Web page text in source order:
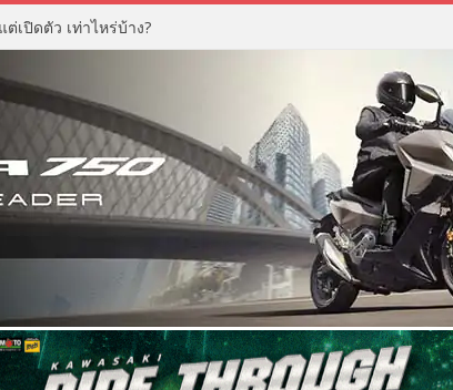
เปิดตัว เท่าไหร่บ้าง?